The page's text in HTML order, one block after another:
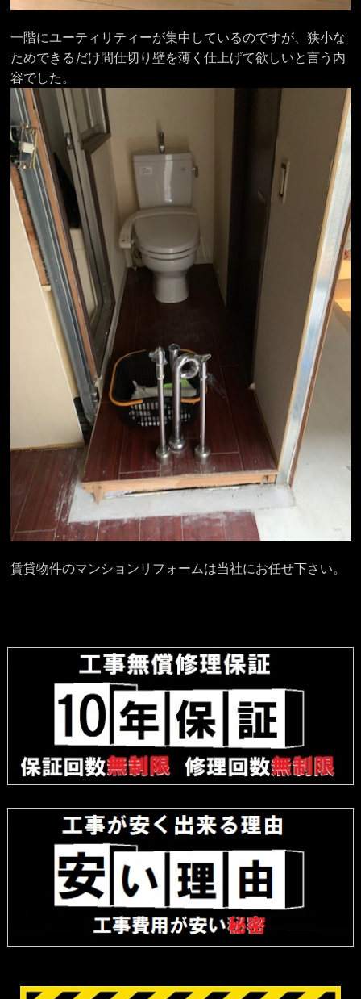
一階にユーティリティーが集中しているのですが、狭小な
ためできるだけ間仕切り壁を薄く仕上げて欲しいと言う内
容でした。
賃貸物件のマンションリフォームは当社にお任せ下さい。